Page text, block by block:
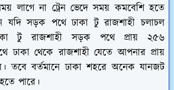
লাগে না ট্রেন ভেদে সময় কমবেশি হতে
যদি সড়ক পথে ঢাকা টু রাজশাহী চলাচল
টু রাজশাহী সড়ক পথে প্রায় ২৫৬
ঢাকা থেকে রাজশাহী যেতে আপনার প্রায়
তবে বর্তমানে ঢাকা শহরে অনেক যানজট
পারে।